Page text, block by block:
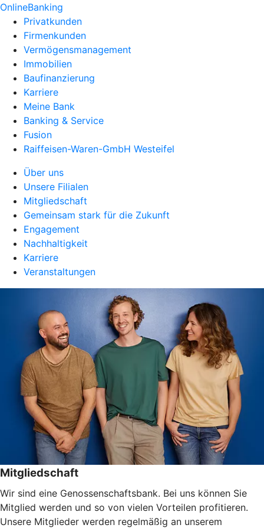
OnlineBanking
Privatkunden
Firmenkunden
Vermögensmanagement
Immobilien
Baufinanzierung
Karriere
Meine Bank
Banking & Service
Fusion
Raiffeisen-Waren-GmbH Westeifel
Über uns
Unsere Filialen
Mitgliedschaft
Gemeinsam stark für die Zukunft
Engagement
Nachhaltigkeit
Karriere
Veranstaltungen
Mitgliedschaft
Wir sind eine Genossenschaftsbank. Bei uns können Sie
Mitglied werden und so von vielen Vorteilen profitieren.
Unsere Mitglieder werden regelmäßig an unserem